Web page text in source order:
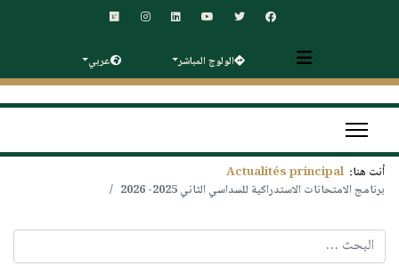
الولوج المباشر عربي
أنت هنا: Actualités principal
برنامج الامتحانات الاستدراكية للسداسي الثاني 2025- 2026
البحث